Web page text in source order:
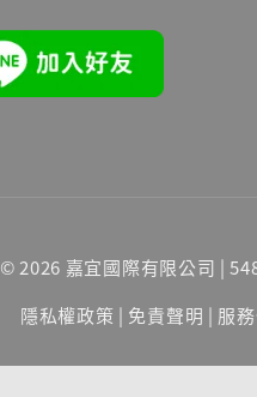
© 2026 嘉宜國際有限公司 |
隱私權政策 | 免責聲明 | 服